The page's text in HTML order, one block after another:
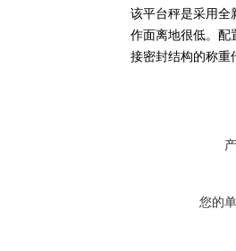
该平台秤是采用全
作面离地很低。配
接密封结构的称重
您的